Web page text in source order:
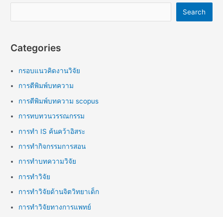
Search
Categories
กรอบแนวคิดงานวิจัย
การตีพิมพ์บทความ
การตีพิมพ์บทความ scopus
การทบทวนวรรณกรรม
การทำ IS ค้นคว้าอิสระ
การทำกิจกรรมการสอน
การทำบทความวิจัย
การทำวิจัย
การทำวิจัยด้านจิตวิทยาเด็ก
การทำวิจัยทางการแพทย์